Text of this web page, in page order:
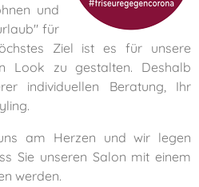
und
für
Ziel ist es für unsere
Look zu gestalten. Deshalb
individuellen Beratung, Ihr
am Herzen und wir legen
Sie unseren Salon mit einem
werden.